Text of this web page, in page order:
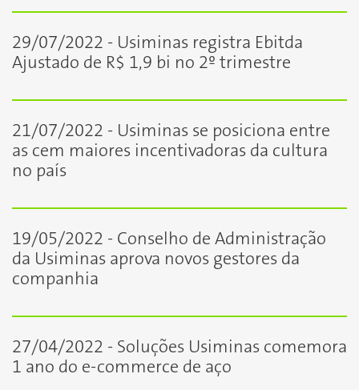
29/07/2022 - Usiminas registra Ebitda
Ajustado de R$ 1,9 bi no 2º trimestre
21/07/2022 - Usiminas se posiciona entre
as cem maiores incentivadoras da cultura
no país
19/05/2022 - Conselho de Administração
da Usiminas aprova novos gestores da
companhia
27/04/2022 - Soluções Usiminas comemora
1 ano do e-commerce de aço